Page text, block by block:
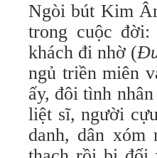
Ngòi bút Kim
trong cuộc
khách đi nhờ (
ngủ triền miên
ấy, đôi tình
liệt sĩ, người
danh, dân xóm